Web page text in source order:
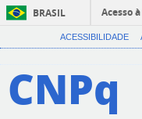
BRASIL
Acesso
ACESSIBILIDADE
CNPq